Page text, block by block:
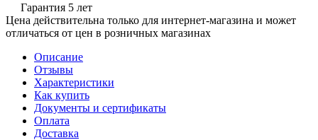
Гарантия 5 лет
Цена действительна только для интернет-магазина и может
отличаться от цен в розничных магазинах
Описание
Отзывы
Характеристики
Как купить
Документы и сертификаты
Оплата
Доставка